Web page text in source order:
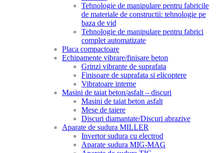
Tehnologie de manipulare pentru fabricile
de materiale de constructii: tehnologie pe
baza de vid
Tehnologie de manipulare pentru fabrici
complet automatizate
Placa compactoare
Echipamente vibrare/finisare beton
Grinzi vibrante de suprafata
Finisoare de suprafata si elicoptere
Vibratoare interne
Masini de taiat beton/asfalt – discuri
Masini de taiat beton asfalt
Mese de taiere
Discuri diamantate/Discuri abrazive
Aparate de sudura MILLER
Invertor sudura cu electrod
Aparate sudura MIG-MAG